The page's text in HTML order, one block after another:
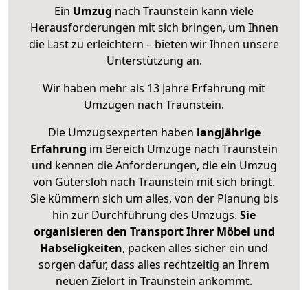
Ein Umzug nach Traunstein kann viele
Herausforderungen mit sich bringen, um Ihnen
die Last zu erleichtern – bieten wir Ihnen unsere
Unterstützung an.
Wir haben mehr als 13 Jahre Erfahrung mit
Umzügen nach Traunstein.
Die Umzugsexperten haben langjährige
Erfahrung im Bereich Umzüge nach Traunstein
und kennen die Anforderungen, die ein Umzug
von Gütersloh nach Traunstein mit sich bringt.
Sie kümmern sich um alles, von der Planung bis
hin zur Durchführung des Umzugs. Sie
organisieren den Transport Ihrer Möbel und
Habseligkeiten, packen alles sicher ein und
sorgen dafür, dass alles rechtzeitig an Ihrem
neuen Zielort in Traunstein ankommt.